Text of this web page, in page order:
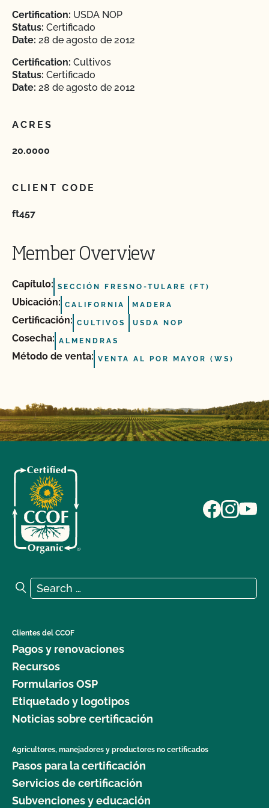
Certification: USDA NOP
Status: Certificado
Date: 28 de agosto de 2012
Certification: Cultivos
Status: Certificado
Date: 28 de agosto de 2012
ACRES
20.0000
CLIENT CODE
ft457
Member Overview
Capítulo: SECCIÓN FRESNO-TULARE (FT)
Ubicación: CALIFORNIA MADERA
Certificación: CULTIVOS USDA NOP
Cosecha: ALMENDRAS
Método de venta: VENTA AL POR MAYOR (WS)
Search for:
Search
Clientes del CCOF
Pagos y renovaciones
Recursos
Formularios OSP
Etiquetado y logotipos
Noticias sobre certificación
Agricultores, manejadores y productores no certificados
Pasos para la certificación
Servicios de certificación
Subvenciones y educación